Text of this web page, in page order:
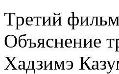
Третий
Объяснение
Хадзимэ